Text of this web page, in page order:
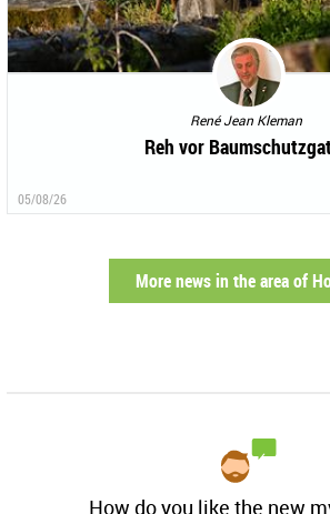
René Jean Kleman
Reh vor
05/08/26
More news in the area of
How do you like the new